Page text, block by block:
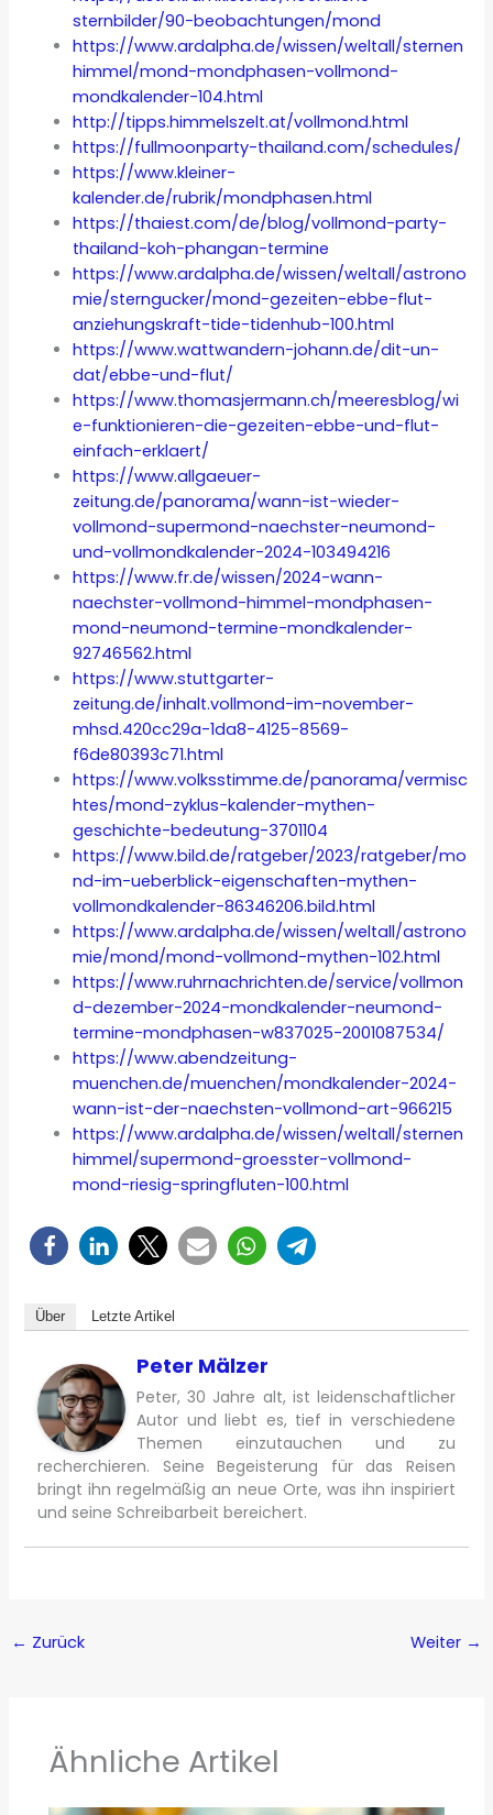
sternbilder/90-beobachtungen/mond
https://www.ardalpha.de/wissen/weltall/sternen
himmel/mond-mondphasen-vollmond-
mondkalender-104.html
http://tipps.himmelszelt.at/vollmond.html
https://fullmoonparty-thailand.com/schedules/
https://www.kleiner-
kalender.de/rubrik/mondphasen.html
https://thaiest.com/de/blog/vollmond-party-
thailand-koh-phangan-termine
https://www.ardalpha.de/wissen/weltall/astrono
mie/sterngucker/mond-gezeiten-ebbe-flut-
anziehungskraft-tide-tidenhub-100.html
https://www.wattwandern-johann.de/dit-un-
dat/ebbe-und-flut/
https://www.thomasjermann.ch/meeresblog/wi
e-funktionieren-die-gezeiten-ebbe-und-flut-
einfach-erklaert/
https://www.allgaeuer-
zeitung.de/panorama/wann-ist-wieder-
vollmond-supermond-naechster-neumond-
und-vollmondkalender-2024-103494216
https://www.fr.de/wissen/2024-wann-
naechster-vollmond-himmel-mondphasen-
mond-neumond-termine-mondkalender-
92746562.html
https://www.stuttgarter-
zeitung.de/inhalt.vollmond-im-november-
mhsd.420cc29a-1da8-4125-8569-
f6de80393c71.html
https://www.volksstimme.de/panorama/vermisc
htes/mond-zyklus-kalender-mythen-
geschichte-bedeutung-3701104
https://www.bild.de/ratgeber/2023/ratgeber/mo
nd-im-ueberblick-eigenschaften-mythen-
vollmondkalender-86346206.bild.html
https://www.ardalpha.de/wissen/weltall/astrono
mie/mond/mond-vollmond-mythen-102.html
https://www.ruhrnachrichten.de/service/vollmon
d-dezember-2024-mondkalender-neumond-
termine-mondphasen-w837025-2001087534/
https://www.abendzeitung-
muenchen.de/muenchen/mondkalender-2024-
wann-ist-der-naechsten-vollmond-art-966215
https://www.ardalpha.de/wissen/weltall/sternen
himmel/supermond-groesster-vollmond-
mond-riesig-springfluten-100.html
Über Letzte Artikel
Peter Mälzer
Peter, 30 Jahre alt, ist leidenschaftlicher
Autor und liebt es, tief in verschiedene
Themen einzutauchen und zu
recherchieren. Seine Begeisterung für das Reisen
bringt ihn regelmäßig an neue Orte, was ihn inspiriert
und seine Schreibarbeit bereichert.
← Zurück Weiter →
Ähnliche Artikel